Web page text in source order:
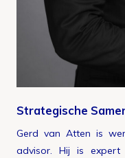
Strategische
Gerd van Atten is
advisor. Hij is expert